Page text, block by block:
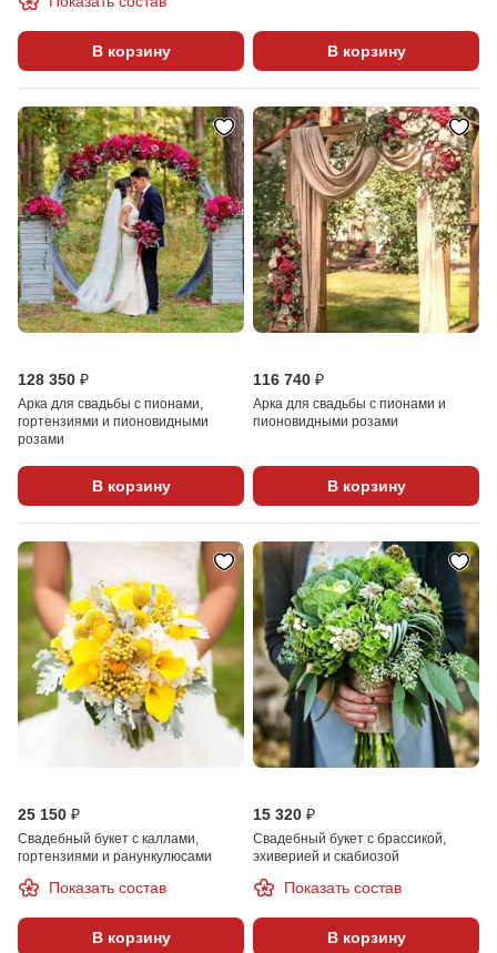
В корзину В корзину
128 350 ₽
Арка для свадьбы с пионами,
гортензиями и пионовидными
розами
В корзину
116 740 ₽
Арка для свадьбы с пионами и
пионовидными розами
В корзину
25 150 ₽
Свадебный букет с каллами,
гортензиями и ранункулюсами
Показать состав
В корзину
15 320 ₽
Свадебный букет с брассикой,
эхиверией и скабиозой
Показать состав
В корзину